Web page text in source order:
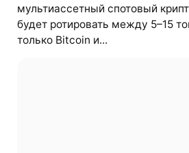
мультиассетный спотовый
будет ротировать между 5–15
только Bitcoin и...